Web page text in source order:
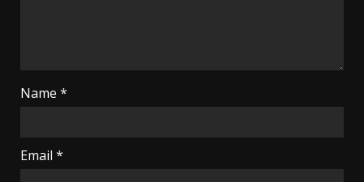
Name *
Email *